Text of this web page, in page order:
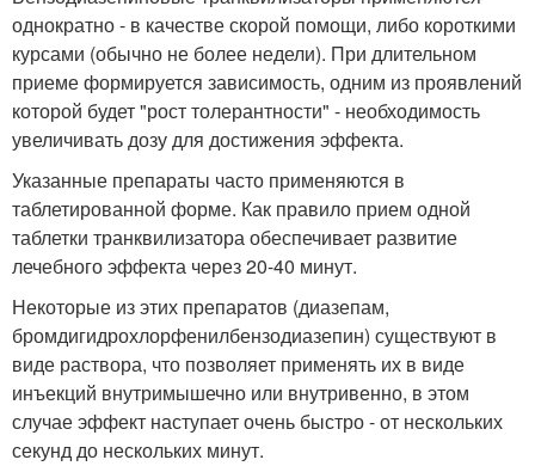
однократно - в качестве скорой помощи, либо короткими
курсами (обычно не более недели). При длительном
приеме формируется зависимость, одним из проявлений
которой будет "рост толерантности" - необходимость
увеличивать дозу для достижения эффекта.
Указанные препараты часто применяются в
таблетированной форме. Как правило прием одной
таблетки транквилизатора обеспечивает развитие
лечебного эффекта через 20-40 минут.
Некоторые из этих препаратов (диазепам,
бромдигидрохлорфенилбензодиазепин) существуют в
виде раствора, что позволяет применять их в виде
инъекций внутримышечно или внутривенно, в этом
случае эффект наступает очень быстро - от нескольких
секунд до нескольких минут.